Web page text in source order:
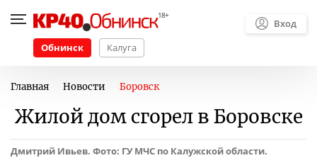
Обнинск Калуга
Вход
Главная Новости Боровск
Жилой дом сгорел в Боровске
Дмитрий Ивьев. Фото: ГУ МЧС по Калужской области.